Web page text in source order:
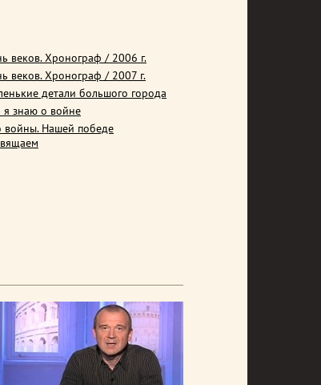
веков. Хронограф / 2006 г.
веков. Хронограф / 2007 г.
детали большого города
я знаю о войне
войны. Нашей победе